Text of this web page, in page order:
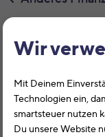
Wir
Mit Deinem
Technologien ein,
smartsteuer nutzen
Du unsere Website
Auf dieser
Hehlestr.